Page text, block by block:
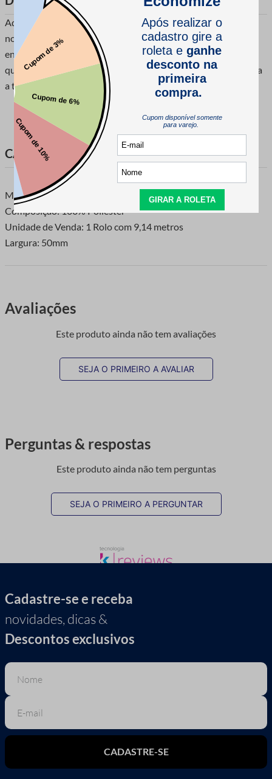
Adicione um toque especial às suas celebrações de Natal com
nossa Fita Natalina Aramada Luli LU-38 50mm incrivelmente
encantadoras. Nossas fitas são feitas com materiais de alta
qualidade que são duráveis e mantém sua beleza durante toda
a temporada e alé
CARACTERÍSTICAS DO PRODUTO
Marca: Luli
Composição: 100% Poliéster
Unidade de Venda: 1 Rolo com 9,14 metros
Largura: 50mm
Avaliações
Este produto ainda não tem avaliações
SEJA O PRIMEIRO A AVALIAR
Perguntas & respostas
Este produto ainda não tem perguntas
SEJA O PRIMEIRO A PERGUNTAR
Cadastre-se e receba
novidades, dicas &
Descontos exclusivos
CADASTRE-SE